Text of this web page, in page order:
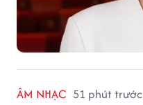
ÂM NHẠC 51 phút trước